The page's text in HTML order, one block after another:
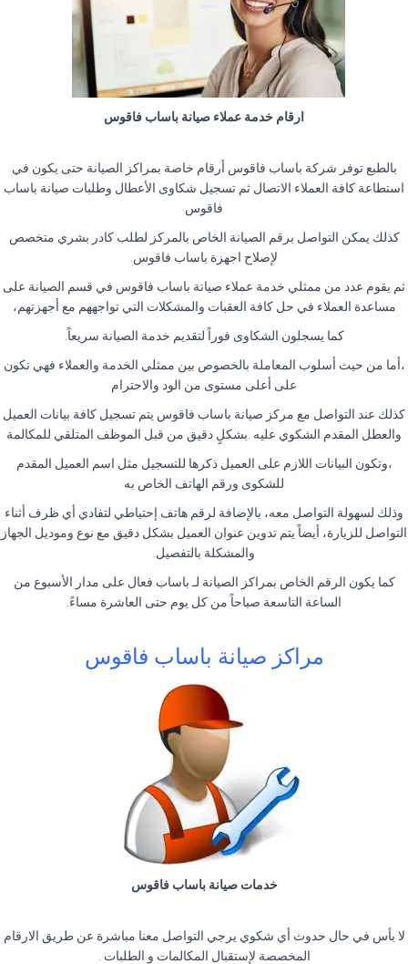
ارقام خدمة عملاء صيانة باساب فاقوس
بالطبع توفر شركة باساب فاقوس أرقام خاصة بمراكز الصيانة حتى يكون في
استطاعة كافة العملاء الاتصال ثم تسجيل شكاوى الأعطال وطلبات صيانة باساب
فاقوس
كذلك يمكن التواصل برقم الصيانة الخاص بالمركز لطلب كادر بشري متخصص
لإصلاح اجهزة باساب فاقوس.
ثم يقوم عدد من ممثلي خدمة عملاء صيانة باساب فاقوس في قسم الصيانة على
مساعدة العملاء في حل كافة العقبات والمشكلات التي تواجههم مع أجهزتهم،
كما يسجلون الشكاوى فوراً لتقديم خدمة الصيانة سريعاً.
،أما من حيث أسلوب المعاملة بالخصوص بين ممثلي الخدمة والعملاء فهي تكون
على أعلى مستوى من الود والاحترام
كذلك عند التواصل مع مركز صيانة باساب فاقوس يتم تسجيل كافة بيانات العميل
والعطل المقدم الشكوي عليه .بشكلٍ دقيق من قبل الموظف المتلقي للمكالمة
،وتكون البيانات اللازم على العميل ذكرها للتسجيل مثل اسم العميل المقدم
للشكوى ورقم الهاتف الخاص به
وذلك لسهولة التواصل معه، بالإضافة لرقم هاتف إحتياطي لتفادي أي ظرف أثناء
التواصل للزيارة، أيضاً يتم تدوين عنوان العميل بشكل دقيق مع نوع وموديل الجهاز
والمشكلة بالتفصيل.
كما يكون الرقم الخاص بمراكز الصيانة لـ باساب فعال على مدار الأسبوع من
الساعة التاسعة صباحاً من كل يوم حتى العاشرة مساءً.
مراكز صيانة باساب فاقوس
خدمات صيانة باساب فاقوس
لا بأس في حال حدوث أي شكوي يرجي التواصل معنا مباشرة عن طريق الارقام
المخصصة لإستقبال المكالمات و الطلبات .